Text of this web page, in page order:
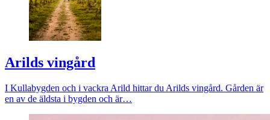
Arilds vingård
I Kullabygden och i vackra Arild hittar du Arilds vingård. Gården är
en av de äldsta i bygden och är…